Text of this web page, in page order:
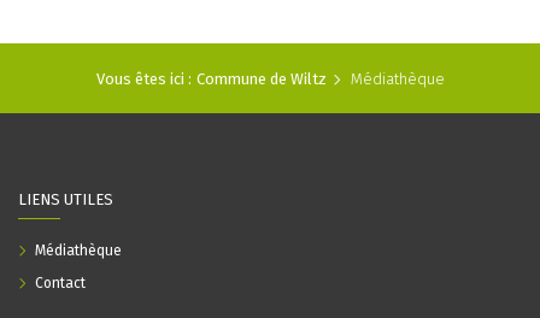
Vous êtes ici : Commune de Wiltz Médiathèque
LIENS UTILES
Médiathèque
Contact